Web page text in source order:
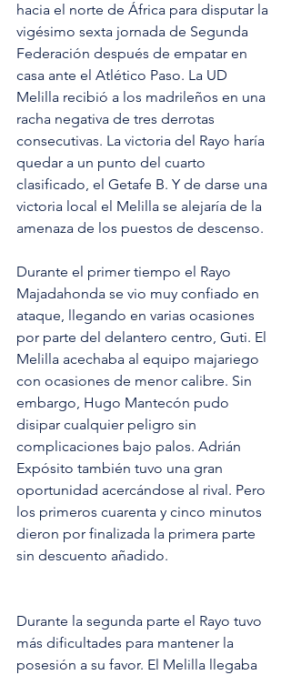
hacia el norte de África para disputar la
vigésimo sexta jornada de Segunda
Federación después de empatar en
casa ante el Atlético Paso. La UD
Melilla recibió a los madrileños en una
racha negativa de tres derrotas
consecutivas. La victoria del Rayo haría
quedar a un punto del cuarto
clasificado, el Getafe B. Y de darse una
victoria local el Melilla se alejaría de la
amenaza de los puestos de descenso.
Durante el primer tiempo el Rayo
Majadahonda se vio muy confiado en
ataque, llegando en varias ocasiones
por parte del delantero centro, Guti. El
Melilla acechaba al equipo majariego
con ocasiones de menor calibre. Sin
embargo, Hugo Mantecón pudo
disipar cualquier peligro sin
complicaciones bajo palos. Adrián
Expósito también tuvo una gran
oportunidad acercándose al rival. Pero
los primeros cuarenta y cinco minutos
dieron por finalizada la primera parte
sin descuento añadido.
Durante la segunda parte el Rayo tuvo
más dificultades para mantener la
posesión a su favor. El Melilla llegaba